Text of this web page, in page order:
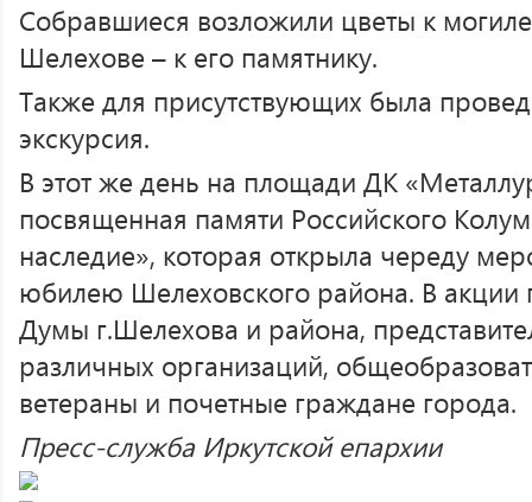
Собравшиеся возложили цветы к
Шелехове – к его памятнику.
Также для присутствующих была
экскурсия.
В этот же день на площади ДК
посвященная памяти Российского
наследие», которая открыла череду
юбилею Шелеховского района. В акции
Думы г.Шелехова и района,
различных организаций,
ветераны и почетные граждане города.
Пресс-служба Иркутской епархии